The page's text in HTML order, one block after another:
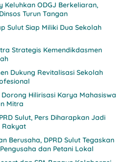
Keluhkan ODGJ Berkeliaran,
Turun Tangan
Sulut Siap Miliki Dua Sekolah
Strategis Kemendikdasmen
Dukung Revitalisasi Sekolah
Hilirisasi Karya Mahasiswa
Mitra
Sulut, Pers Diharapkan Jadi
Rakyat
Berusaha, DPRD Sulut Tegaskan
dan Petani Lokal